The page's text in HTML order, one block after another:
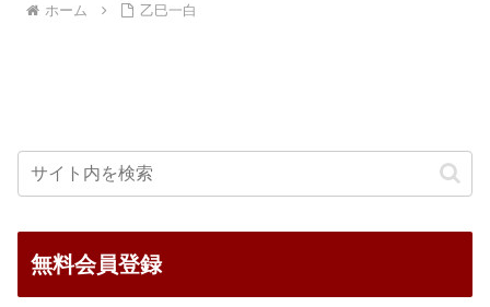
ホーム 乙巳一白
無料会員登録